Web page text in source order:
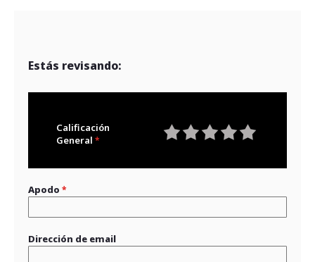
Estás revisando:
Calificación
General
Apodo
Dirección de email